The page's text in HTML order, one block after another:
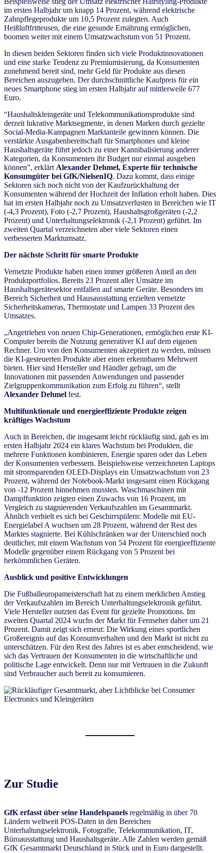
im ersten Halbjahr um knapp 14 Prozent, während elektrische
Zahnpflegeprodukte um 10,5 Prozent zulegten. Auch
Heißluftfritteusen, die eine gesunde Ernährung ermöglichen,
boomen weiter mit einem Umsatzwachstum von 51 Prozent.
In diesen beiden Sektoren finden sich viele Produktinnovationen
und eine starke Tendenz zu Premiumisierung, da Konsumenten
zunehmend bereit sind, mehr Geld für Produkte aus diesen
Bereichen auszugeben. Der durchschnittliche Kaufpreis für ein
neues Smartphone stieg im ersten Halbjahr auf mittlerweile 677
Euro.
“Haushaltskleingeräte und Telekommunikationsprodukte sind
derzeit lukrative Marktsegmente, in denen Marken durch gezielte
Social-Media-Kampagnen Marktanteile gewinnen können. Die
verstärkte Ausgabenbereitschaft für Smartphones und kleine
Haushaltsgeräte führt jedoch zu einer Kannibalisierung anderer
Kategorien, da Konsumenten ihr Budget nur einmal ausgeben
können”, erklärt Alexander Dehmel, Experte für technische
Konsumgüter bei GfK/NielsenIQ. Dazu kommt, dass einige
Sektoren sich noch nicht von der Kaufzurückhaltung der
Konsumenten während der Hochzeit der Inflation erholt haben. Dies
hat im ersten Halbjahr noch zu Umsatzverlusten in Bereichen wie IT
(-4,3 Prozent), Foto (-2,7 Prozent), Haushaltsgroßgeräten (-2,2
Prozent) und Unterhaltungselektronik (-2,1 Prozent) geführt. Im
zweiten Quartal verzeichneten aber viele Sektoren einen
verbesserten Marktumsatz.
Der nächste Schritt für smarte Produkte
Vernetzte Produkte haben einen immer größeren Anteil an den
Produktportfolios. Bereits 23 Prozent aller Umsätze im
Haushaltsgerätesektor entfallen auf smarte Geräte. Besonders im
Bereich Sicherheit und Hausausstattung erzielten vernetzte
Sicherheitskameras, Thermostate und Lampen 33 Prozent des
Umsatzes.
„Angetrieben von neuen Chip-Generationen, ermöglichen erste KI-
Computer bereits die Nutzung generativer KI auf dem eigenen
Rechner. Um von den Konsumenten akzeptiert zu werden, müssen
die KI-gesteuerten Produkte aber einen erkennbaren Mehrwert
bieten. Hier sind Hersteller und Händler gefragt, um die
Innovationen mit passenden Anwendungen und passender
Zielgruppenkommunikation zum Erfolg zu führen“, stellt
Alexander Dehmel fest.
Multifunktionale und energieeffiziente Produkte zeigen
kräftiges Wachstum
Auch in Bereichen, die insgesamt leicht rückläufig sind, gab es im
ersten Halbjahr 2024 ein klares Wachstum bei Produkten, die
mehrere Funktionen kombinieren, Energie sparen oder das Leben
der Konsumenten verbessern. Beispielsweise verzeichneten Laptops
mit stromsparenden OLED-Displays ein Umsatzwachstum von 23
Prozent, während der Notebook-Markt insgesamt einen Rückgang
von -12 Prozent hinnehmen mussten. Waschmaschinen mit
Dampffunktion zeigten einen Zuwachs von 16 Prozent, im
Vergleich zu stagnierenden Verkaufszahlen im Gesamtmarkt.
Ähnlich verhielt es sich bei Geschirrspülern: Modelle mit EU-
Energielabel A wuchsen um 28 Prozent, während der Rest des
Marktes stagnierte. Bei Kühlschränken war der Unterschied noch
deutlicher, mit einem Wachstum von 54 Prozent für energieeffiziente
Modelle gegenüber einem Rückgang von 5 Prozent bei
herkömmlichen Geräten.
Ausblick und positive Entwicklungen
Die Fußballeuropameisterschaft hat zu einem merklichen Anstieg
der Verkaufszahlen im Bereich Unterhaltungselektronik geführt.
Viele Hersteller nutzten das Event für gezielte Promotions. Im
zweiten Quartal 2024 wuchs der Markt für Fernseher daher um 21
Prozent. Damit zeigt sich erneut: Die Wirkung eines sportlichen
Großereignis auf das Konsumverhalten und den Markt ist nicht zu
unterschätzen. Für den Rest des Jahres ist es aber entscheidend, wie
sich das Vertrauen der Konsumenten in die wirtschaftliche und
politische Lage entwickelt. Denn nur mit Vertrauen in die Zukunft
sind Verbraucher auch bereit zu konsumieren.
Zur Studie
GfK erfasst über seine Handelspanels regelmäßig in über 70
Ländern weltweit POS-Daten in den Bereichen
Unterhaltungselektronik, Fotografie, Telekommunikation, IT,
Büroausstattung und Haushaltsgeräte. Alle Zahlen werden gemäß
GfK Gesamtmarkt Deutschland in Stück und in Euro dargestellt.